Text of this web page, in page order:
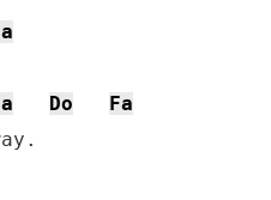
Do
Fa